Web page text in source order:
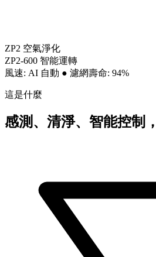
ZP2 空氣淨化
ZP2-600 智能運轉
風速: AI 自動 ● 濾網壽命: 94%
這是什麼
感測、清淨、智能控制